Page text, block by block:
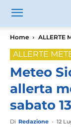
Home ALLERTE
ALLERTE
Meteo
allerta
sabato
Di Redazione - 12